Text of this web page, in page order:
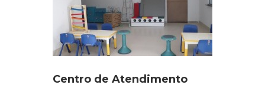
Centro de Atendimento